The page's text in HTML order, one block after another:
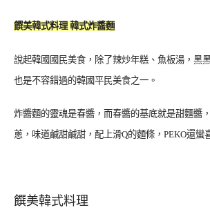
饌美韓式料理 韓式炸醬麵
說起韓國國民美食，除了辣炒年糕、魚板湯，黑
也是不容錯過的韓國平民美食之一。
炸醬麵的靈魂是春醬，而春醬的基底就是甜麵醬
蔥，味道鹹甜鹹甜，配上滑Q的麵條，PEKO還蠻
饌美韓式料理